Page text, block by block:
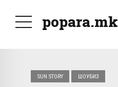
popara.mk
SUN STORY ШОУБИЗ